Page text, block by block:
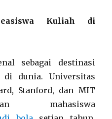
Kuliah di
sebagai destinasi
di dunia. Universitas
Stanford, dan MIT
mahasiswa